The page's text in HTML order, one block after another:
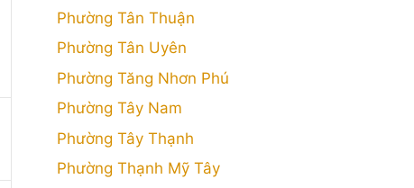
Phường Tân Thuận
Phường Tân Uyên
Phường Tăng Nhơn Phú
Phường Tây Nam
Phường Tây Thạnh
Phường Thạnh Mỹ Tây